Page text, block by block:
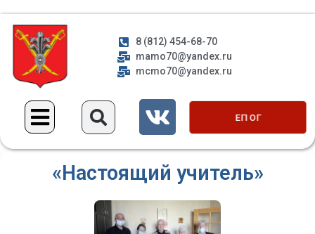
8 (812) 454-68-70
mamo70@yandex.ru
mcmo70@yandex.ru
ЕП ОГ
«Настоящий учитель»